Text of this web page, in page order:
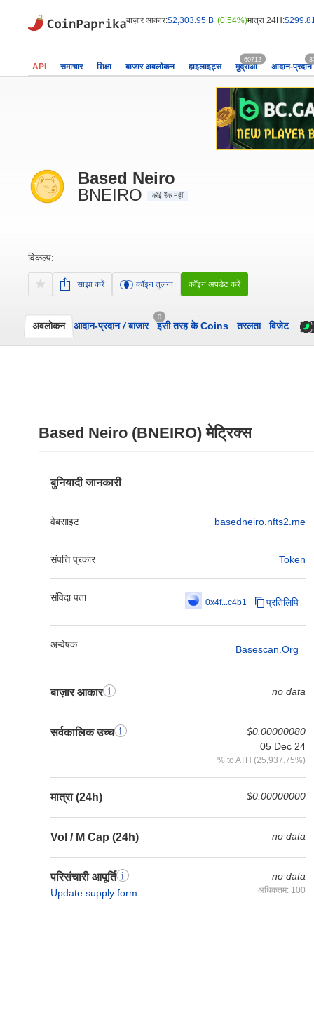
बाज़ार आकार:$2,303.95 B (0.54%)मात्रा 24H:
API समाचार शिक्षा बाजार अवलोकन हाइलाइट्स मुद्राओं
60712
आदान-प्रदान
Based Neiro
BNEIRO
कोई रैंक नहीं
विकल्प:
साझा करें कॉइन तुलना कॉइन अपडेट करें
अवलोकन आदान-प्रदान/बाजार
0
इसी तरह के Coins तरलता विजेट
Based Neiro (BNEIRO) मेट्रिक्स
बुनियादी जानकारी
वेबसाइट basedneiro.nfts2.me
संपत्ति प्रकार Token
संविदा पता 0x4f...c4b1 प्रतिलिपि
अन्वेषक Basescan.org
बाज़ार आकार no data
सर्वकालिक उच्च
$0.00000080
05 Dec 24
% to ATH (25,937.75%)
मात्रा (24h) $0.00000000
Vol / M Cap (24h) no data
परिसंचारी आपूर्ति
Update supply form
no data
अधिकतम: 100